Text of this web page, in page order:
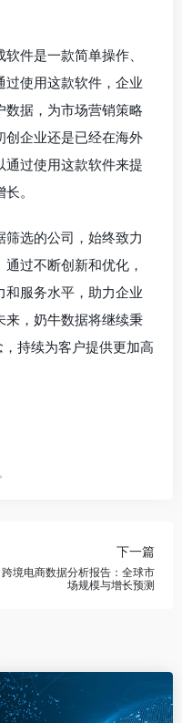
件是一款简单操作、
使用这款软件，企业
据，为市场营销策略
创企业还是已经在海外
过使用这款软件来提
。
选的公司，始终致力
过不断创新和优化，
服务水平，助力企业
来，奶牛数据将继续秉
持续为客户提供更加高
下一篇
跨境电商数据分析报告：全球市
场规模与增长预测